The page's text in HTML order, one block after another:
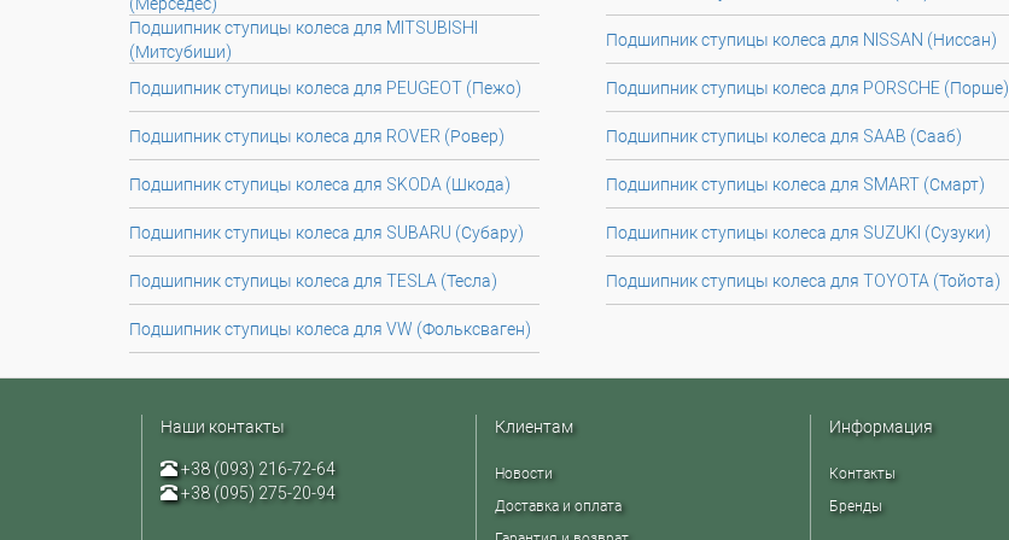
Подшипник ступицы колеса для MITSUBISHI
(Митсубиши)
Подшипник ступицы колеса для NISSAN (Ниссан)
Подшипник ступицы колеса для PEUGEOT (Пежо) Подшипник ступицы колеса для PORSCHE (Порше)
Подшипник ступицы колеса для ROVER (Ровер) Подшипник ступицы колеса для SAAB (Сааб)
Подшипник ступицы колеса для SKODA (Шкода) Подшипник ступицы колеса для SMART (Смарт)
Подшипник ступицы колеса для SUBARU (Субару)
Подшипник ступицы колеса для SUZUKI (Сузуки)
Подшипник ступицы колеса для TESLA (Тесла) Подшипник ступицы колеса для TOYOTA (Тойота)
Подшипник ступицы колеса для VW (Фольксваген)
Наши контакты
+38 (093) 216-72-64
+38 (095) 275-20-94
Клиентам
Новости
Доставка и оплата
Информация
Контакты
Бренды